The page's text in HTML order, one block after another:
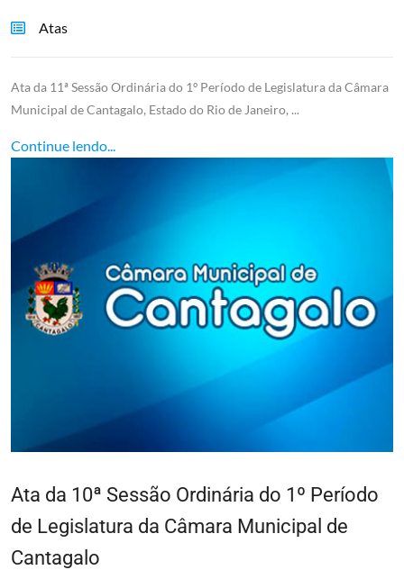
Atas
Ata da 11ª Sessão Ordinária do 1º Período de Legislatura da Câmara
Municipal de Cantagalo, Estado do Rio de Janeiro, ...
Continue lendo...
Ata da 10ª Sessão Ordinária do 1º Período
de Legislatura da Câmara Municipal de
Cantagalo